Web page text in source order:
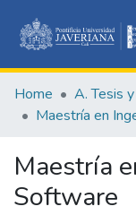
Home A. Tesis
Maestría
Software